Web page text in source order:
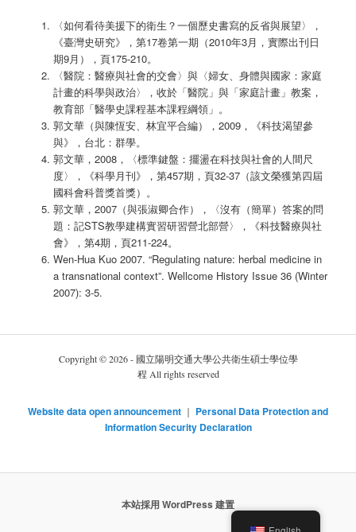
〈如何看待美援下的衛生？一個歷史書寫的反省與展望〉，
《臺灣史研究》，第17卷第一期（2010年3月，實際出刊日
期9月），頁175-210。
〈醫院：醫療與社會的交會〉與〈婦女、身體與國家：家庭
計畫的科學與政治〉，收於「醫院」與「家庭計畫」教案，
教育部「醫學史課程基本課程綱領」。
郭文華（與陳恆安、林宜平合編），2009，《科技渴望參
與》，台北：群學。
郭文華，2008，〈標準鍵盤：擺盪在科技與社會的人間尺
度〉，《科學月刊》，第457期，頁32-37（該文榮獲第四屆
國科會科普獎首獎）。
郭文華，2007（與張淑卿合作），〈沒有（簡單）答案的問
題：記STS教學建構實習研習營北部營〉，《科技醫療與社
會》，第4期，頁211-224。
Wen-Hua Kuo 2007. “Regulating nature: herbal medicine in
a transnational context”. Wellcome History Issue 36 (Winter
2007): 3-5.
Copyright © 2026 - 國立陽明交通大學公共衛生碩士學位學
程 All rights reserved
Website data open announcement ｜ Personal Data Protection and
Information Security Declaration
本站採用 WordPress 建置